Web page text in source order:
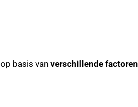
op basis van verschillende factoren